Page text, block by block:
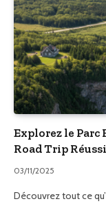
Explorez le
Road Trip Réussi
03/11/2025
Découvrez tout ce